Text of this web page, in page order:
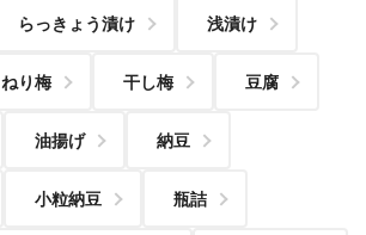
らっきょう漬け 浅漬け
ねり梅 干し梅 豆腐
油揚げ 納豆
小粒納豆 瓶詰